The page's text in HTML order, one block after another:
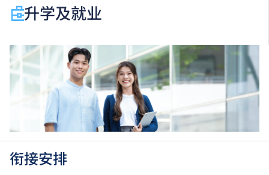
于申请入学时只可计算一科其他语言科目（丙类科
目）。2024年及以前之其他语言科目取得「D或E级」
香港中学文凭考试科目成绩达「第二级」／「第三
级」。 2025年或以后之法语／德语／西班牙语语言能
力水平达A2或以上、日语达N3或以上 及 韩语达TOPIK
II, 3级或以上，均被接受为一般入学条件中的五科之
一。2026年起，乌尔都语成绩达E级或以上亦会被接
受。详情请按 此处。
绩，于申请入学时会被视为等同香港中学文凭考试科目
成绩达「第二级」。
升学及就业
衔接安排